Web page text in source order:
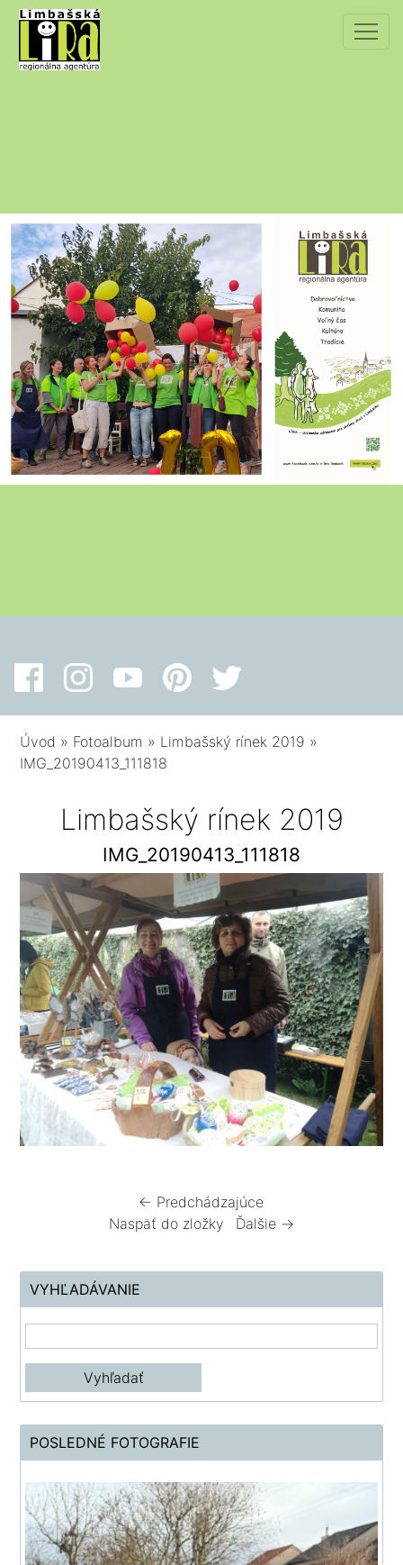
Úvod » Fotoalbum » Limbašský rínek 2019 »
IMG_20190413_111818
Limbašský rínek 2019
IMG_20190413_111818
← Predchádzajúce
Naspäť do zložky
Ďalšie →
VYHĽADÁVANIE
POSLEDNÉ FOTOGRAFIE